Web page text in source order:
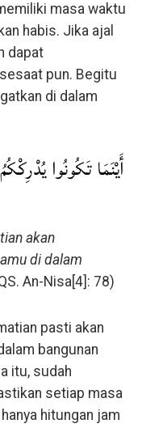
masa waktu
habis. Jika ajal
dapat
pun. Begitu
di dalam
أَيْنَمَا تَكُونُوا
akan
di dalam
An-Nisa[4]: 78)
pasti akan
bangunan
itu, sudah
setiap masa
hitungan jam